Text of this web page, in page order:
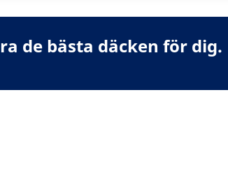
de bästa däcken för dig.